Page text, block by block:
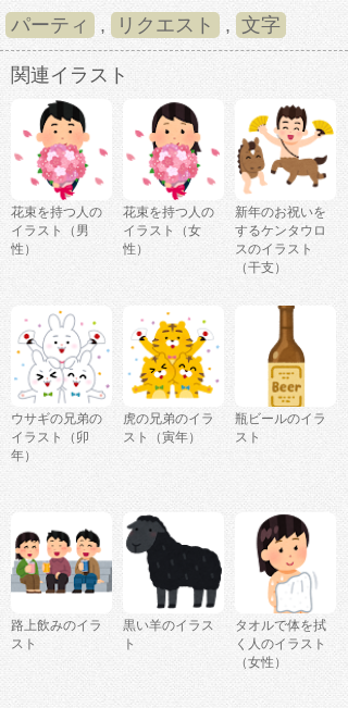
パーティ , リクエスト , 文字
関連イラスト
花束を持つ人の
イラスト（男
性）
花束を持つ人の
イラスト（女
性）
新年のお祝いを
するケンタウロ
スのイラスト
（干支）
ウサギの兄弟の
イラスト（卯
年）
虎の兄弟のイラ
スト（寅年）
瓶ビールのイラ
スト
路上飲みのイラ
スト
黒い羊のイラス
ト
タオルで体を拭
く人のイラスト
（女性）